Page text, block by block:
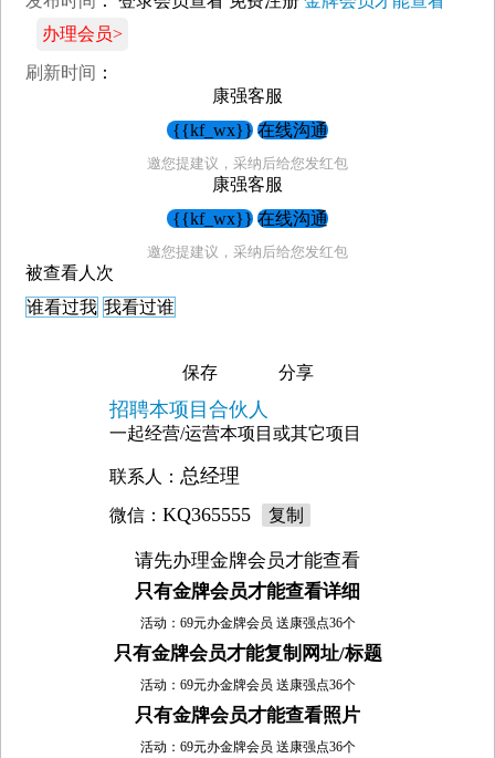
办理会员>
刷新时间 ：
康强客服
{{kf_wx}} 在线沟通
邀您提建议，采纳后给您发红包
康强客服
{{kf_wx}} 在线沟通
邀您提建议，采纳后给您发红包
被查看人次
谁看过我 我看过谁
保存 分享
招聘本项目合伙人
一起经营/运营本项目或其它项目
联系人： 总经理
微信： KQ365555 复制
请先办理金牌会员才能查看
只有金牌会员才能查看详细
活动：69元办金牌会员 送康强点36个
只有金牌会员才能复制网址/标题
活动：69元办金牌会员 送康强点36个
只有金牌会员才能查看照片
活动：69元办金牌会员 送康强点36个